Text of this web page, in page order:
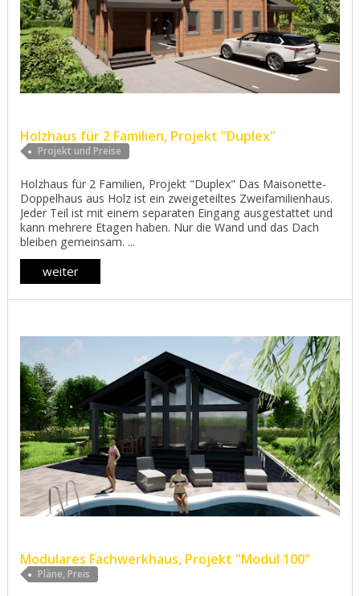
Holzhaus für 2 Familien, Projekt "Duplex"
Projekt und Preise
Holzhaus für 2 Familien, Projekt "Duplex" Das Maisonette-
Doppelhaus aus Holz ist ein zweigeteiltes Zweifamilienhaus.
Jeder Teil ist mit einem separaten Eingang ausgestattet und
kann mehrere Etagen haben. Nur die Wand und das Dach
bleiben gemeinsam. ...
weiter
Modulares Fachwerkhaus, Projekt "Modul 100"
Pläne, Preis